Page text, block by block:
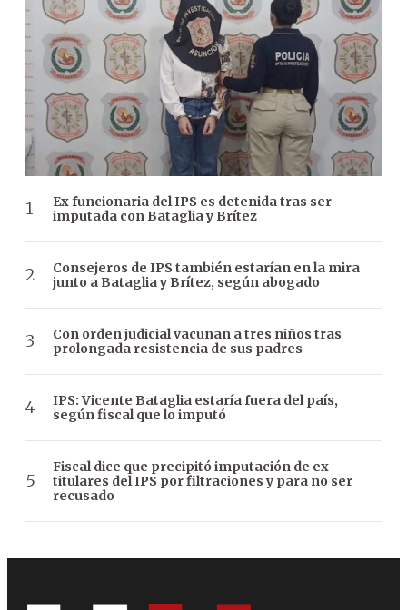
Ex funcionaria del IPS es detenida tras ser
imputada con Bataglia y Brítez
Consejeros de IPS también estarían en la mira
junto a Bataglia y Brítez, según abogado
Con orden judicial vacunan a tres niños tras
prolongada resistencia de sus padres
IPS: Vicente Bataglia estaría fuera del país,
según fiscal que lo imputó
Fiscal dice que precipitó imputación de ex
titulares del IPS por filtraciones y para no ser
recusado